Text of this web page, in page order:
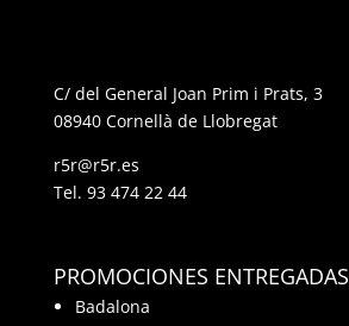
C/ del General Joan Prim i Prats, 3
08940 Cornellà de Llobregat
r5r@r5r.es
Tel. 93 474 22 44
PROMOCIONES ENTREGADAS
Badalona